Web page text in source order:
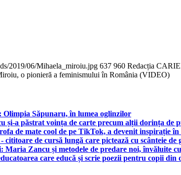
2019/06/Mihaela_miroiu.jpg 637 960 Redacția
o pionieră a feminismului în România (VIDEO)
Olimpia Săpunaru, în lumea oglinzilor
și-a păstrat voința de carte precum alții dorința de
de mate cool de pe TikTok, a devenit inspirație
cititoare de cursă lungă care pictează cu scânteie de
Maria Zancu și metodele de predare noi, învăluite
care educă și scrie poezii pentru copii din